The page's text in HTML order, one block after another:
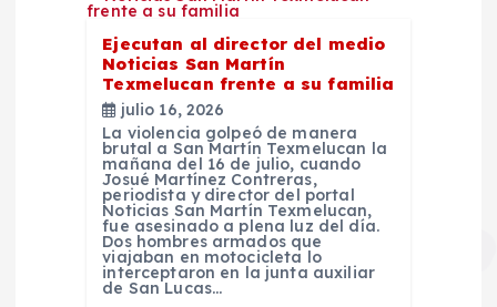
Ejecutan al director del medio
Noticias San Martín
Texmelucan frente a su familia
julio 16, 2026
La violencia golpeó de manera
brutal a San Martín Texmelucan la
mañana del 16 de julio, cuando
Josué Martínez Contreras,
periodista y director del portal
Noticias San Martín Texmelucan,
fue asesinado a plena luz del día.
Dos hombres armados que
viajaban en motocicleta lo
interceptaron en la junta auxiliar
de San Lucas…